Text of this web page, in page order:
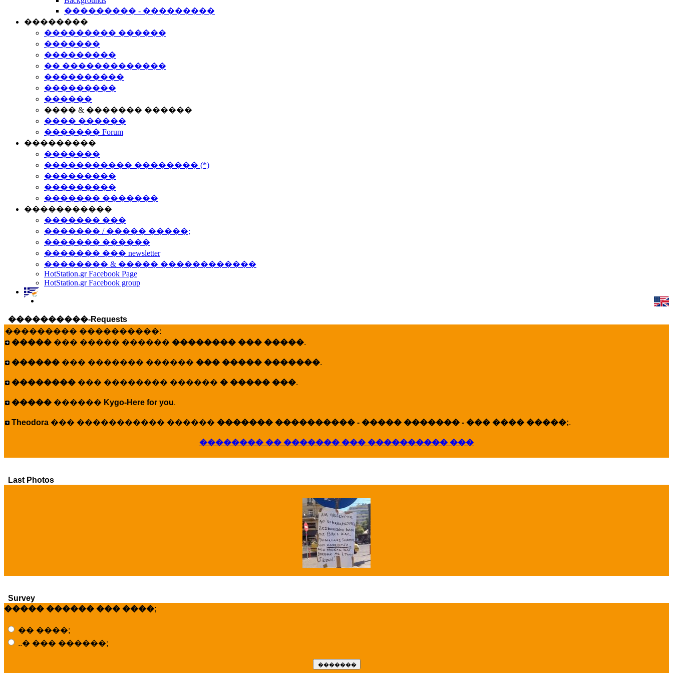
��������� - ���������
��������
��������� ������
�������
���������
�� �������������
����������
���������
������
���� & ������� ������
���� ������
������� Forum
���������
�������
����������� �������� (*)
���������
���������
������� �������
�����������
������� ���
������� / ����� �����;
������� ������
������� ��� newsletter
�������� & ����� ������������
HotStation.gr Facebook Page
HotStation.gr Facebook group
����������-Requests
��������� ����������:
����� ��� ����� ������ �������� ��� �����.
������ ��� ������� ������ ��� ����� �������.
�������� ��� �������� ������ � ����� ���.
����� ������ Kygo-Here for you.
Theodora ��� ����������� ������ ������� ���������� - ����� ������� - ��� ���� �����;.
�������� �� ������� ��� ���������� ���
Last Photos
�����..
Survey
����� ������ ��� ����;
�� ����;
..� ��� ������;